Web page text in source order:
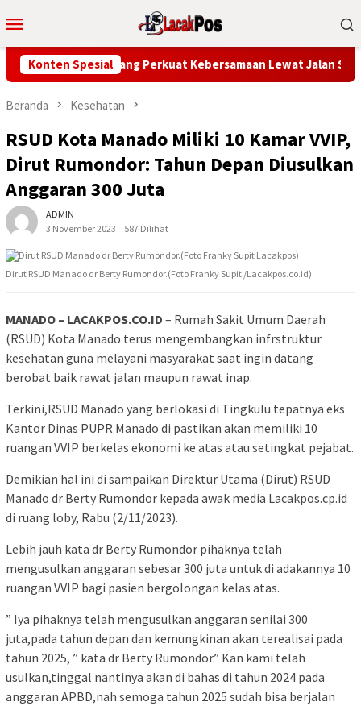
ke
Mobile
Konten Spesial
Warga Mandolang Perkuat Kebersamaan Lewat Jalan Sehat
Beranda Kesehatan
RSUD Kota Manado Miliki 10 Kamar VVIP,
Dirut Rumondor: Tahun Depan Diusulkan
Anggaran 300 Juta
ADMIN
3 November 2023
587 Dilihat
Dirut RSUD Manado dr Berty Rumondor.(Foto Franky Supit /Lacakpos.co.id)
MANADO – LACAKPOS.CO.ID – Rumah Sakit Umum Daerah
(RSUD) Kota Manado terus mengembangkan infrstruktur
kesehatan guna melayani masyarakat saat ingin datang
berobat baik rawat jalan maupun rawat inap.
Terkini,RSUD Manado yang berlokasi di Tingkulu tepatnya eks
Kantor Dinas PUPR Manado di pastikan akan memiliki 10
ruangan VVIP berkelas ekonomi ke atas atau setingkat pejabat.
Demikian hal ini di sampaikan Direktur Utama (Dirut) RSUD
Manado dr Berty Rumondor kepada awak media Lacakpos.cp.id
di ruang loby, Rabu (2/11/2023).
Lebih jauh kata dr Berty Rumondor pihaknya telah
mengusulkan anggaran sebesar 300 juta untuk di adakannya 10
ruangan VVIP bagi pasien bergolongan kelas atas.
” Iya pihaknya telah mengusulkan anggaran senilai 300
juta,pada tahun depan dan kemungkinan akan terealisai pada
tahun 2025, ” kata dr Berty Rumondor.” Kan kami telah
usulkan,tinggal nantinya akan di bahas di tahun 2024 pada
anggaran APBD,nah semoga tahun 2025 sudah bisa berjalan